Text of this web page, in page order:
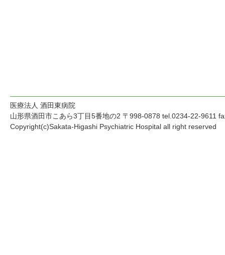
医療法人 酒田東病院
山形県酒田市こあら3丁目5番地の2 〒998-0878 tel.0234-22-9611
Copyright(c)Sakata-Higashi Psychiatric Hospital all right reserved